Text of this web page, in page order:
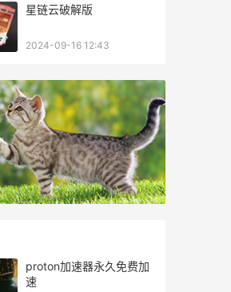
星链云破解版
2024-09-16 12:43
proton加速器永久免费加
速